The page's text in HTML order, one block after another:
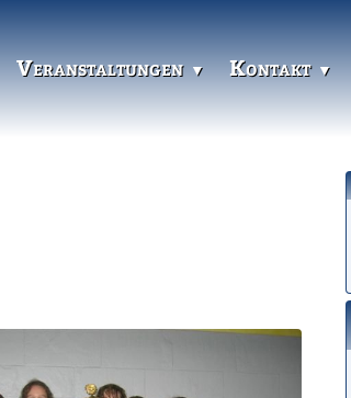
Veranstaltungen Kontakt